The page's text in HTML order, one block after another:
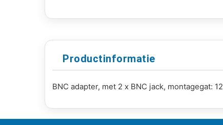
Productinformatie
BNC adapter, met 2 x BNC jack, montagegat: